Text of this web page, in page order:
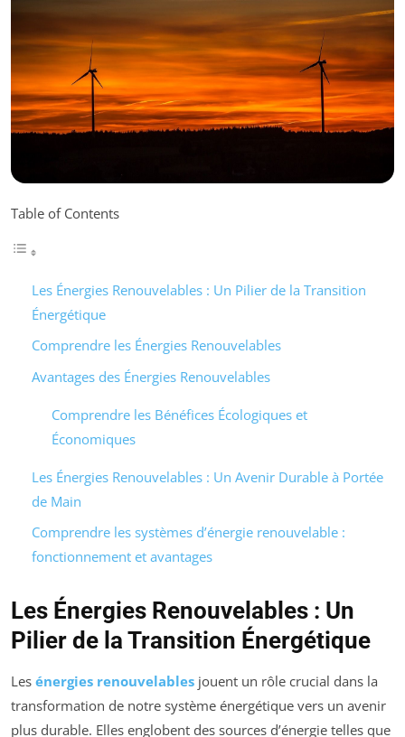
Table of Contents
Les Énergies Renouvelables : Un Pilier de la Transition
Énergétique
Comprendre les Énergies Renouvelables
Avantages des Énergies Renouvelables
Comprendre les Bénéfices Écologiques et
Économiques
Les Énergies Renouvelables : Un Avenir Durable à Portée
de Main
Comprendre les systèmes d’énergie renouvelable :
fonctionnement et avantages
Les Énergies Renouvelables : Un
Pilier de la Transition Énergétique
Les énergies renouvelables jouent un rôle crucial dans la
transformation de notre système énergétique vers un avenir
plus durable. Elles englobent des sources d’énergie telles que